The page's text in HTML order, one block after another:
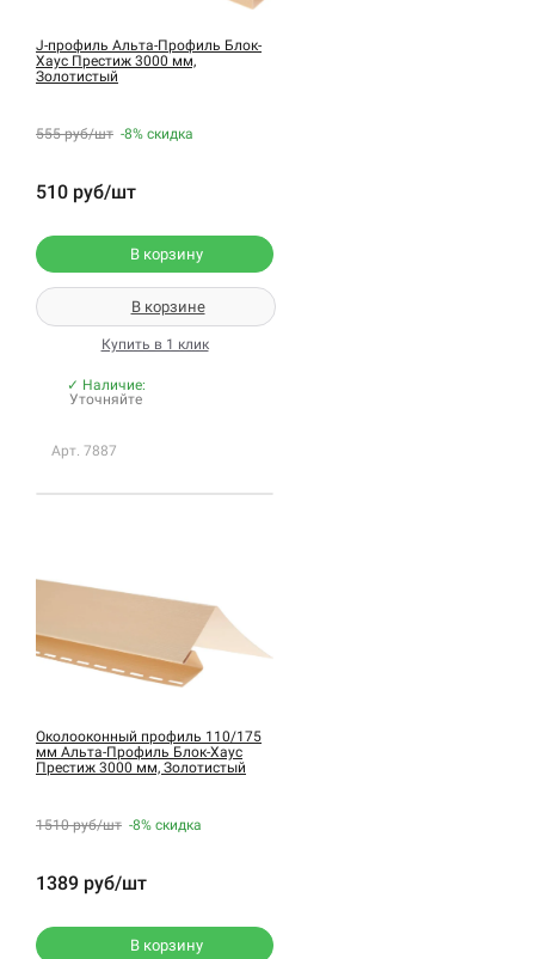
J-профиль Альта-Профиль Блок-
Хаус Престиж 3000 мм,
Золотистый
555 руб/шт -8% скидка
510 руб/шт
В корзину
В корзине
Купить в 1 клик
✓ Наличие:
Уточняйте
Арт. 7887
Околооконный профиль 110/175
мм Альта-Профиль Блок-Хаус
Престиж 3000 мм, Золотистый
1510 руб/шт -8% скидка
1389 руб/шт
В корзину